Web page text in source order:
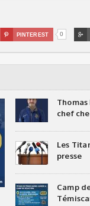
 PINTEREST 0 
chef
Les
presse
Camp